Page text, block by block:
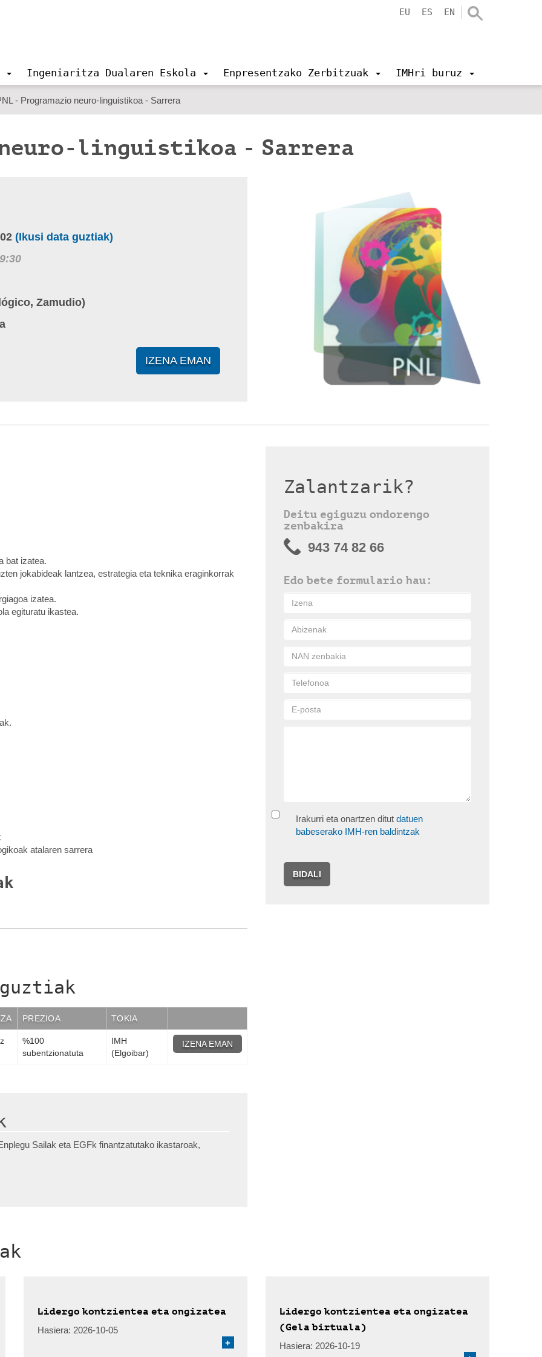
EU ES EN
Ingeniaritza Dualaren Eskola Enpresentzako Zerbitzuak IMHri buruz
- Programazio neuro-linguistikoa - Sarrera
neuro-linguistikoa - Sarrera
(Ikusi data guztiak)
Zamudio)
IZENA EMAN
bat izatea.
jokabideak lantzea, estrategia eta teknika eraginkorrak
izatea.
egituratu ikastea.
atalaren sarrera
PREZIOA TOKIA
%100
subentzionatuta
IMH
(Elgoibar)
IZENA EMAN
Sailak eta EGFk finantzatutako ikastaroak,
Zalantzarik?
Deitu egiguzu ondorengo
zenbakira
943 74 82 66
Edo bete formulario hau:
Irakurri eta onartzen ditut datuen
babeserako IMH-ren baldintzak
BIDALI
Lidergo kontzientea eta ongizatea
Hasiera: 2026-10-05
+
Lidergo kontzientea eta ongizatea
(Gela birtuala)
Hasiera: 2026-10-19